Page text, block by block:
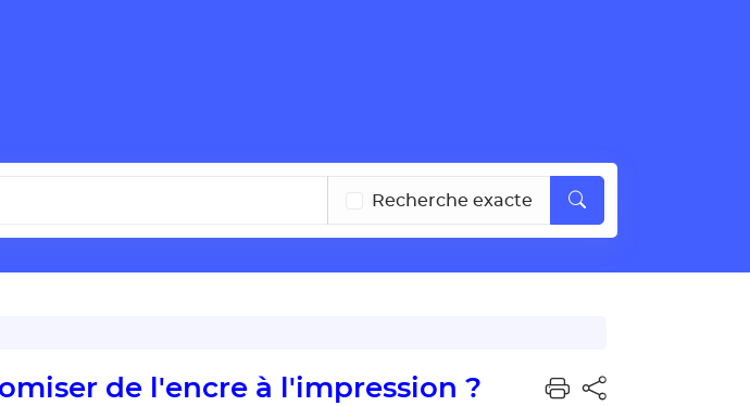
Recherche exacte
de l'encre à l'impression ?